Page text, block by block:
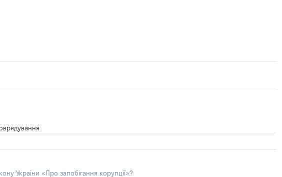
України «Про запобігання корупції»?